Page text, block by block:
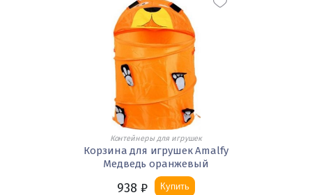
Контейнеры для игрушек
Корзина для игрушек Amalfy
Медведь оранжевый
938 ₽ Купить